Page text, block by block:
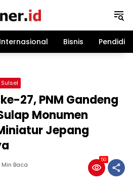
Internasional Bisnis
Sulsel
27, PNM Gandeng
Monumen
Jepang
Min Baca
50